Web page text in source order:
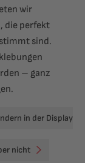
wir
die perfekt
sind.
– ganz
in der
nicht